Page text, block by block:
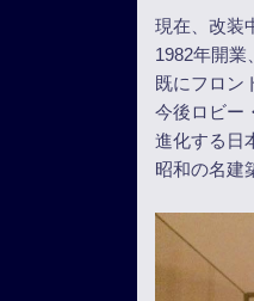
現在、改装
1982年開
既にフロン
今後ロビー
進化する日
昭和の名建